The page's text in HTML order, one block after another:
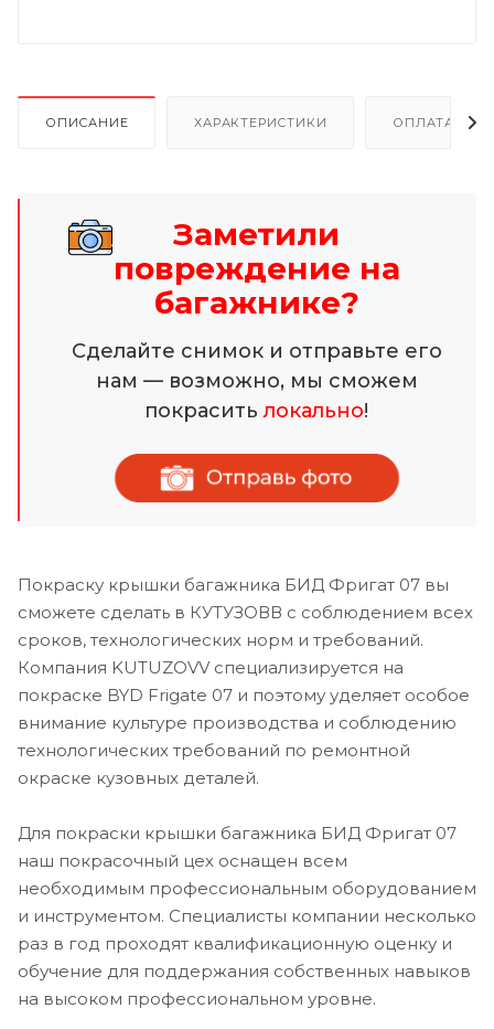
ОПИСАНИЕ ХАРАКТЕРИСТИКИ ОПЛАТА И
Заметили
повреждение на
багажнике?
Сделайте снимок и отправьте его
нам — возможно, мы сможем
покраситьлокально!
Покраску крышки багажника БИД Фригат 07 вы
сможете сделать в КУТУЗОВВ с соблюдением всех
сроков, технологических норм и требований.
Компания KUTUZOVV специализируется на
покраске BYD Frigate 07 и поэтому уделяет особое
внимание культуре производства и соблюдению
технологических требований по ремонтной
окраске кузовных деталей.
Для покраски крышки багажника БИД Фригат 07
наш покрасочный цех оснащен всем
необходимым профессиональным оборудованием
и инструментом. Специалисты компании несколько
раз в год проходят квалификационную оценку и
обучение для поддержания собственных навыков
на высоком профессиональном уровне.